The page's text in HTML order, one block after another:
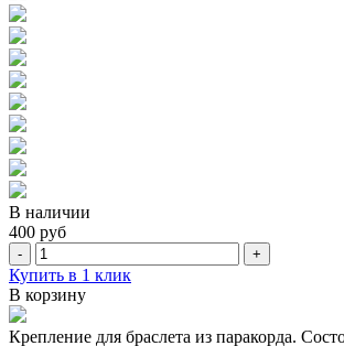
В наличии
400 руб
- +
Купить в 1 клик
В корзину
Крепление для браслета из паракорда.